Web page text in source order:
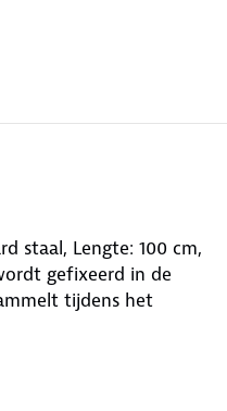
staal, Lengte: 100 cm,
gefixeerd in de
tijdens het